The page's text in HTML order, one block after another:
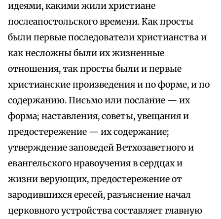
идеями, какими жили христиане
послеапостольского времени. Как просты
были первые последователи христианства и
как несложны были их жизненные
отношения, так просты были и первые
христианские произведения и по форме, и по
содержанию. Письмо или послание — их
форма; наставления, советы, увещания и
предостережение — их содержание;
утверждение заповедей Ветхозаветного и
евангельского нравоучения в сердцах и
жизни верующих, предостережение от
зародившихся ересей, разъяснение начал
церковного устройства составляет главную